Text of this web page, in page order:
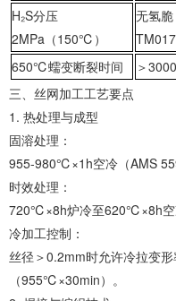
‌H₂S分压
2MPa（150℃）‌
无氢
‌650℃蠕变断裂时间‌ ＞
‌三、丝网加工工艺要点‌
1. ‌热处理与成型‌
‌固溶处理‌：
‌955-980℃×1h空冷‌（AMS
‌时效处理‌：
‌720℃×8h炉冷至620℃×8h空
‌冷加工控制‌：
丝径＞0.2mm时允许冷拉变
（955℃×30min）。